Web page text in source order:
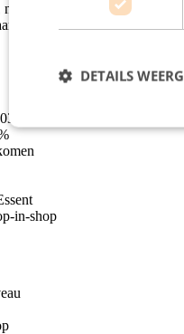
Drachten, Emmen,
Solliciteer nu!
en €17,88 inclusief
in-shop
DETAILS